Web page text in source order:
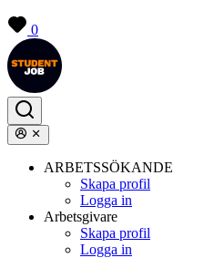
0
ARBETSSÖKANDE
Skapa profil
Logga in
Arbetsgivare
Skapa profil
Logga in